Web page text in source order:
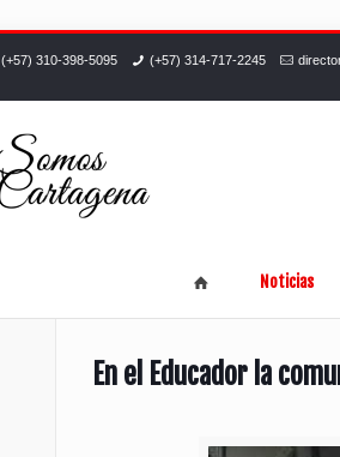
(+57) 310-398-5095 (+57) 314-717-2245
Noticias
En el Educador la